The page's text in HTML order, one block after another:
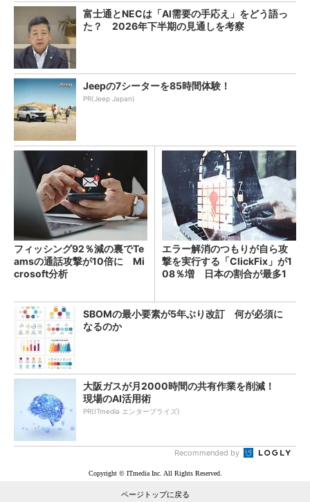
富士通とNECは「AI需要の手応え」をどう語っ
た？ 2026年下半期の見通しを考察
Jeepの7シーターを85時間体験！
PR(Jeep Japan)
フィッシング92％減の裏でTe
amsの通話攻撃が10倍に Mi
crosoft分析
エラー解消のつもりが自ら攻
撃を実行する「ClickFix」が1
08％増 日本の割合が最多1
SBOMの最小要素が5年ぶり改訂 何が必須に
なるのか
大阪ガスが月2000時間の共有作業を削減！
現場のAI活用術
PR(ITmedia エンタープライズ)
Recommended by
Copyright © ITmedia Inc. All Rights Reserved.
ページトップに戻る